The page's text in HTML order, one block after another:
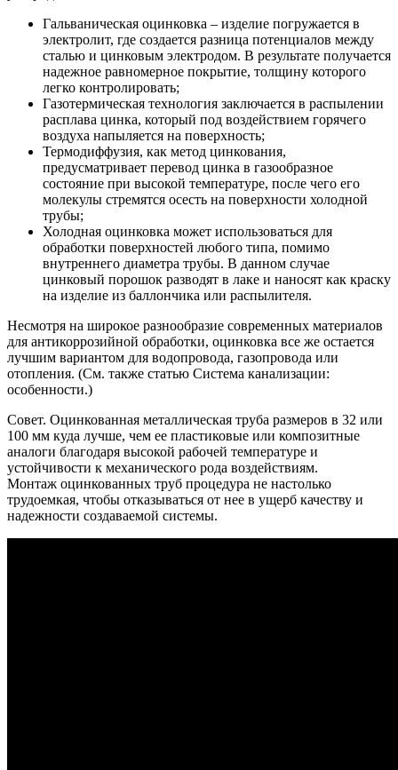
Гальваническая оцинковка – изделие погружается в
электролит, где создается разница потенциалов между
сталью и цинковым электродом. В результате получается
надежное равномерное покрытие, толщину которого
легко контролировать;
Газотермическая технология заключается в распылении
расплава цинка, который под воздействием горячего
воздуха напыляется на поверхность;
Термодиффузия, как метод цинкования,
предусматривает перевод цинка в газообразное
состояние при высокой температуре, после чего его
молекулы стремятся осесть на поверхности холодной
трубы;
Холодная оцинковка может использоваться для
обработки поверхностей любого типа, помимо
внутреннего диаметра трубы. В данном случае
цинковый порошок разводят в лаке и наносят как краску
на изделие из баллончика или распылителя.
Несмотря на широкое разнообразие современных материалов
для антикоррозийной обработки, оцинковка все же остается
лучшим вариантом для водопровода, газопровода или
отопления. (См. также статью Система канализации:
особенности.)
Совет. Оцинкованная металлическая труба размеров в 32 или
100 мм куда лучше, чем ее пластиковые или композитные
аналоги благодаря высокой рабочей температуре и
устойчивости к механического рода воздействиям.
Монтаж оцинкованных труб процедура не настолько
трудоемкая, чтобы отказываться от нее в ущерб качеству и
надежности создаваемой системы.